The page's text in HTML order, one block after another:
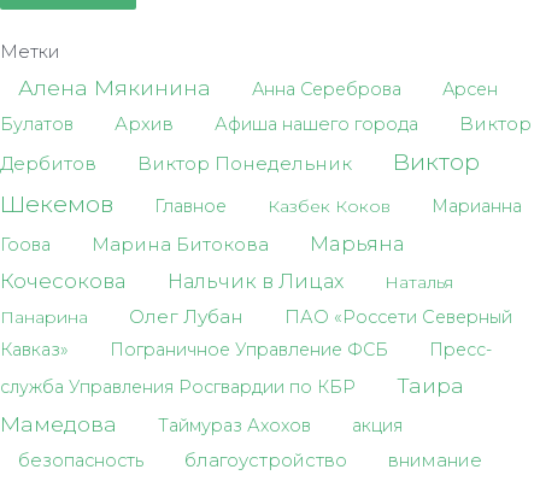
Метки
Алена Мякинина Анна Сереброва
Арсен
Булатов
Архив Афиша нашего города
Виктор
Дербитов
Виктор Понедельник
Виктор
Шекемов
Главное Казбек Коков
Марианна
Гоова
Марина Битокова
Марьяна
Кочесокова
Нальчик в Лицах
Наталья
Панарина
Олег Лубан
ПАО «Россети Северный
Кавказ»
Пограничное Управление ФСБ
Пресс-
служба Управления Росгвардии по КБР
Таира
Мамедова
Таймураз Ахохов
акция
безопасность
благоустройство внимание